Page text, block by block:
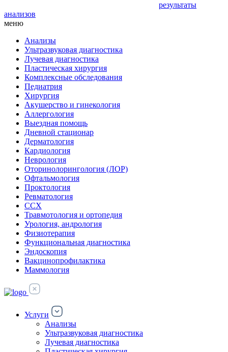
результаты
анализов
меню
Анализы
Ультразвуковая диагностика
Лучевая диагностика
Пластическая хирургия
Комплексные обследования
Педиатрия
Хирургия
Акушерство и гинекология
Аллергология
Выездная помощь
Дневной стационар
Дерматология
Кардиология
Неврология
Оторинолорингология (ЛОР)
Офтальмология
Проктология
Ревматология
ССХ
Травмотология и ортопедия
Урология, андрология
Физиотерапия
Функциональная диагностика
Эндоскопия
Вакцинопрофилактика
Маммология
Услуги
Анализы
Ультразвуковая диагностика
Лучевая диагностика